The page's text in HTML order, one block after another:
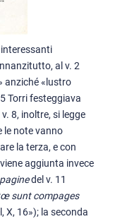
al v. 2
anziché «lustro
Torri festeggiava
8, inoltre, si legge
le note vanno
la terza, e con
aggiunta invece
del v. 11
sunt compages
X, 16»); la seconda